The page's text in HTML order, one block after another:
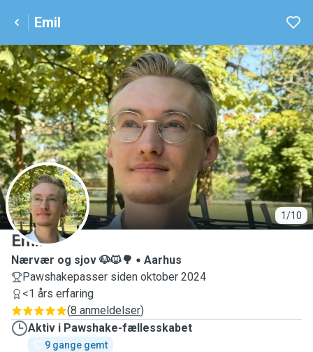
Emil
1/10
E
Emil
Nærvær og sjov 🐶🐱🌳
Aarhus
Pawshakepasser siden oktober 2024
<1 års erfaring
(8 anmeldelser)
Aktiv i Pawshake-fællesskabet
9 gange gemt